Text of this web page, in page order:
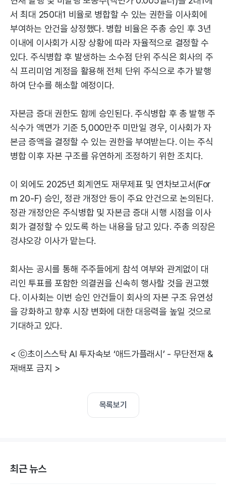
서 최대 250대1 비율로 병합할 수 있는 권한을 이사회에
부여하는 안건을 상정했다. 병합 비율은 주총 승인 후 3년
이내에 이사회가 시장 상황에 따라 자율적으로 결정할 수
있다. 주식병합 후 발생하는 소수점 단위 주식은 회사의 주
식 프리미엄 계정을 활용해 전체 단위 주식으로 추가 발행
하여 단수를 해소할 예정이다.
자본금 증대 권한도 함께 승인된다. 주식병합 후 총 발행 주
식수가 액면가 기준 5,000만주 미만일 경우, 이사회가 자
본금 증액을 결정할 수 있는 권한을 부여받는다. 이는 주식
병합 이후 자본 구조를 유연하게 조정하기 위한 조치다.
이 외에도 2025년 회계연도 재무제표 및 연차보고서(For
m 20-F) 승인, 정관 개정안 등이 주요 안건으로 논의된다.
정관 개정안은 주식병합 및 자본금 증대 시행 시점을 이사
회가 결정할 수 있도록 하는 내용을 담고 있다. 주총 의장은
겅샤오강 이사가 맡는다.
회사는 공시를 통해 주주들에게 참석 여부와 관계없이 대
리인 투표를 포함한 의결권을 신속히 행사할 것을 권고했
다. 이사회는 이번 승인 안건들이 회사의 자본 구조 유연성
을 강화하고 향후 시장 변화에 대한 대응력을 높일 것으로
기대하고 있다.
< ⓒ초이스스탁 AI 투자속보 ‘애드가플래시’ - 무단전재 &
재배포 금지 >
목록보기
최근 뉴스